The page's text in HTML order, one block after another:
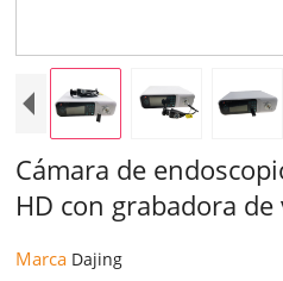
Cámara de
HD con grabadora de
Marca Dajing